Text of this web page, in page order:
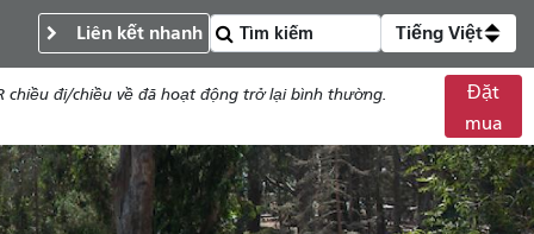
Liên kết nhanh Tiếng Việt
chiều đi/chiều về đã hoạt động trở lại bình thường.
Đặt
mua